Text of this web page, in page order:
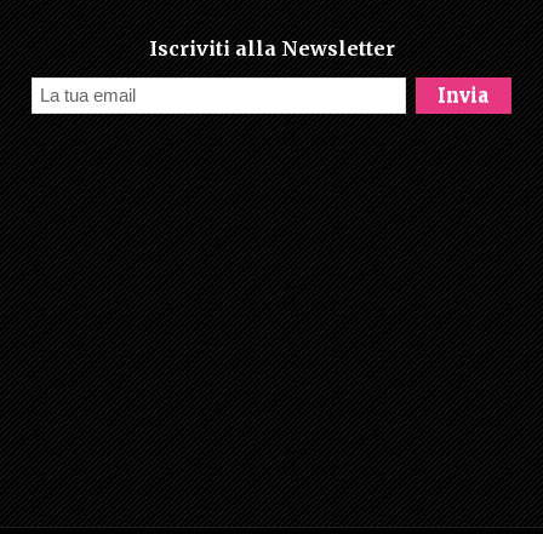
Iscriviti alla Newsletter
Subscription
Invia